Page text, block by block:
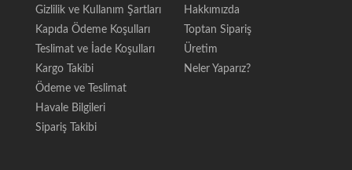
Gizlilik ve Kullanım Şartları
Kapıda Ödeme Koşulları
Teslimat ve İade Koşulları
Kargo Takibi
Ödeme ve Teslimat
Havale Bilgileri
Sipariş Takibi
Hakkımızda
Toptan Sipariş
Üretim
Neler Yaparız?